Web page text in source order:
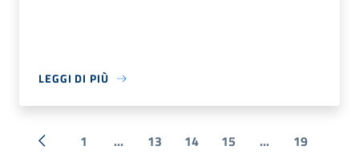
LEGGI DI PIÙ
« Precedente
1 ... 13 14 15 ... 19